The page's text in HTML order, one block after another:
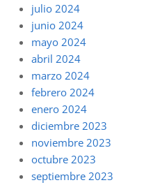
julio 2024
junio 2024
mayo 2024
abril 2024
marzo 2024
febrero 2024
enero 2024
diciembre 2023
noviembre 2023
octubre 2023
septiembre 2023